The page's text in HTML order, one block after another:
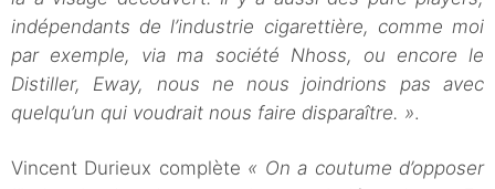
indépendants de l’industrie cigarettière, comme moi
par exemple, via ma société Nhoss, ou encore le
Distiller, Eway, nous ne nous joindrions pas avec
quelqu’un qui voudrait nous faire disparaître. ».
Vincent Durieux complète « On a coutume d’opposer